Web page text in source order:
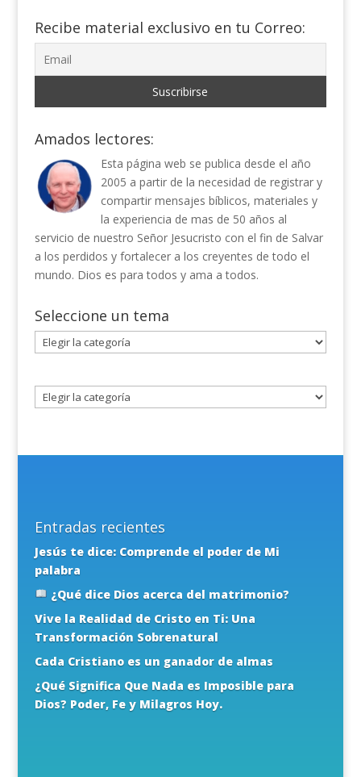
Recibe material exclusivo en tu Correo:
Amados lectores:
Esta página web se publica desde el año
2005 a partir de la necesidad de registrar y
compartir mensajes bíblicos, materiales y
la experiencia de mas de 50 años al
servicio de nuestro Señor Jesucristo con el fin de Salvar
a los perdidos y fortalecer a los creyentes de todo el
mundo. Dios es para todos y ama a todos.
Seleccione un tema
Seleccione
un
Entradas recientes
Jesús te dice: Comprende el poder de Mi
palabra
¿Qué dice Dios acerca del matrimonio?
Vive la Realidad de Cristo en Ti: Una
Transformación Sobrenatural
Cada Cristiano es un ganador de almas
¿Qué Significa Que Nada es Imposible para
Dios? Poder, Fe y Milagros Hoy.